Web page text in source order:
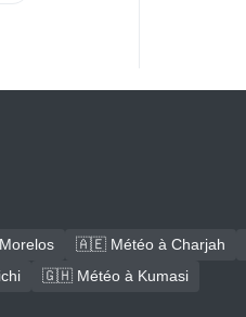
🇦🇪 Météo à Charjah
🇬🇭 Météo à Kumasi